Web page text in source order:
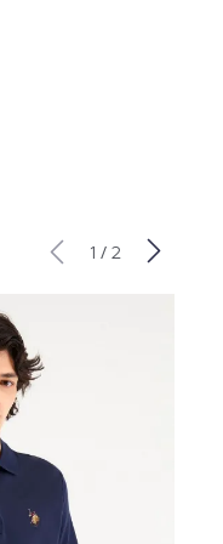
1 / 2